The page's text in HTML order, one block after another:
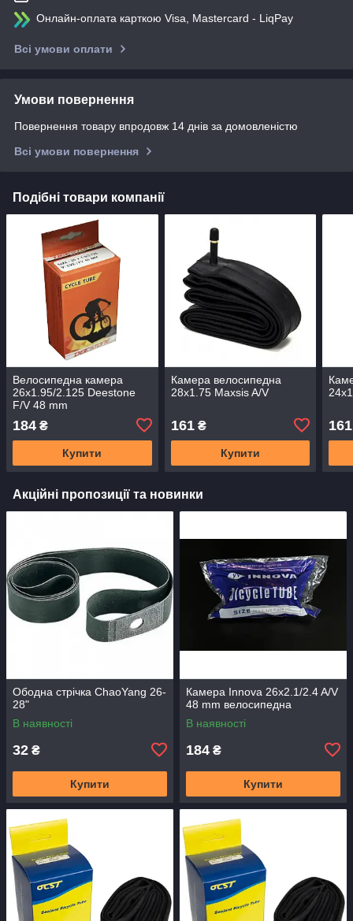
Онлайн-оплата карткою Visa, Mastercard - LiqPay
Всі умови оплати
Умови повернення
Повернення товару впродовж 14 днів за домовленістю
Всі умови повернення
Подібні товари компанії
Велосипедна камера
26x1.95/2.125 Deestone
F/V 48 mm
184 ₴
Купити
Камера велосипедна
28x1.75 Maxsis A/V
161₴
Купити
161
Акційні пропозиції та новинки
Ободна стрічка ChaoYang 26-
28"
В наявності
32 ₴
Купити
Камера Innova 26x2.1/2.4 A/V
48 mm велосипедна
В наявності
184 ₴
Купити